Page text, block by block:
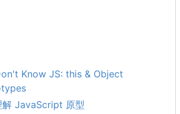
Know JS: this & Object
解 JavaScript 原型